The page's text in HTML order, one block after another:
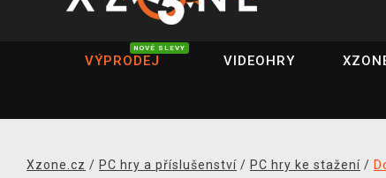
VÝPRODEJ
NOVÉ SLEVY
VIDEOHRY
Xzone.cz / PC hry a příslušenství / PC hry ke stažení /